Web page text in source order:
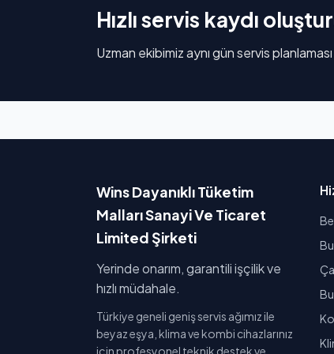
Hızlı servis kaydı
Uzman ekibimiz aynı gün servis planlaması
Wins Dayanıklı Tüketim
Malları Sanayi Ve Ticaret
Limited Şirketi
Yerinde onarım, garantili işçilik ve
hızlı müdahale.
Türkiye geneli geniş servis ağımız ile
beyaz eşya, klima ve kombi cihazlarınız